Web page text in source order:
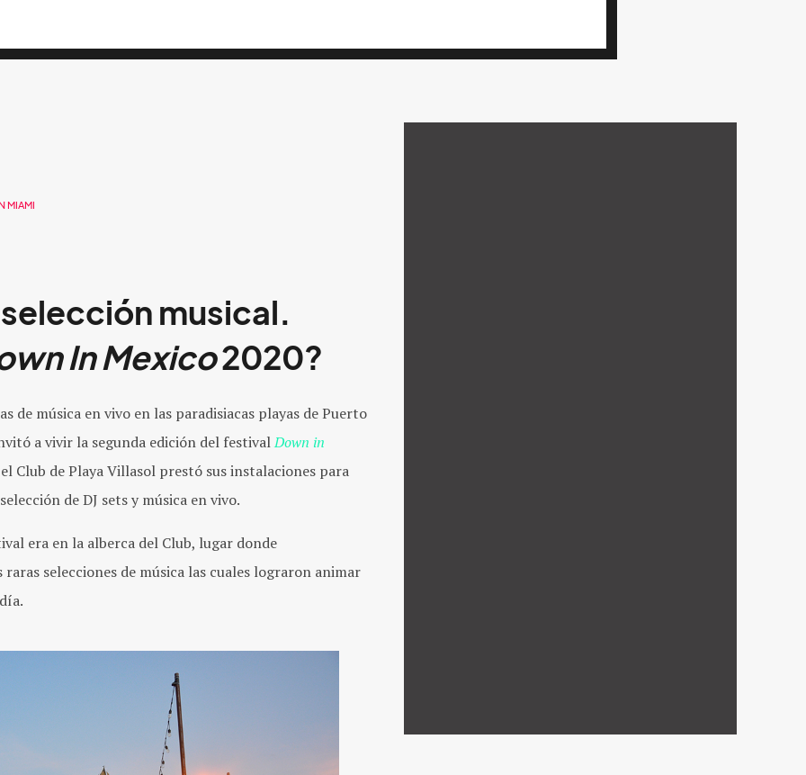
MIAMI
musical.
In Mexico2020?
música en vivo en las paradisiacas playas de Puerto
a vivir la segunda edición del festivalDown in
Club de Playa Villasol prestó sus instalaciones para
de DJ sets y música en vivo.
era en la alberca del Club, lugar donde
selecciones de música las cuales lograron animar